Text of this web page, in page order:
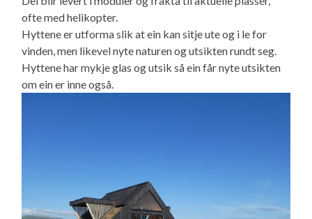
ofte med helikopter.
Hyttene er utforma slik at ein kan sitje ute og i le for
vinden, men likevel nyte naturen og utsikten rundt seg.
Hyttene har mykje glas og utsik så ein får nyte utsikten
om ein er inne også.